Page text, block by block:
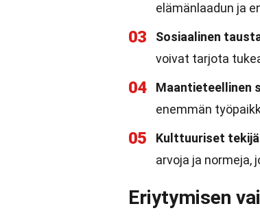
elämänlaadun ja
03 Sosiaalinen
voivat tarjota
04 Maantieteellinen
enemmän
05 Kulttuuriset
arvoja ja normeja,
Eriytymisen